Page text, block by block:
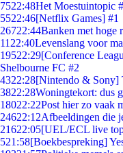
7522:48Het Moestuintopic
5522:46[Netflix Games] #1
26722:44Banken met hoge
11 22:40Levenslang voor
19522:29[Conference
Shelbourne FC #2
4322:28[Nintendo & Sony]
3822:28Woningtekort: dus
18022:22Post hier zo vaak
24622:12Afbeeldingen die
21622:05[UEL/ECL live
521:58[Boekbespreking]